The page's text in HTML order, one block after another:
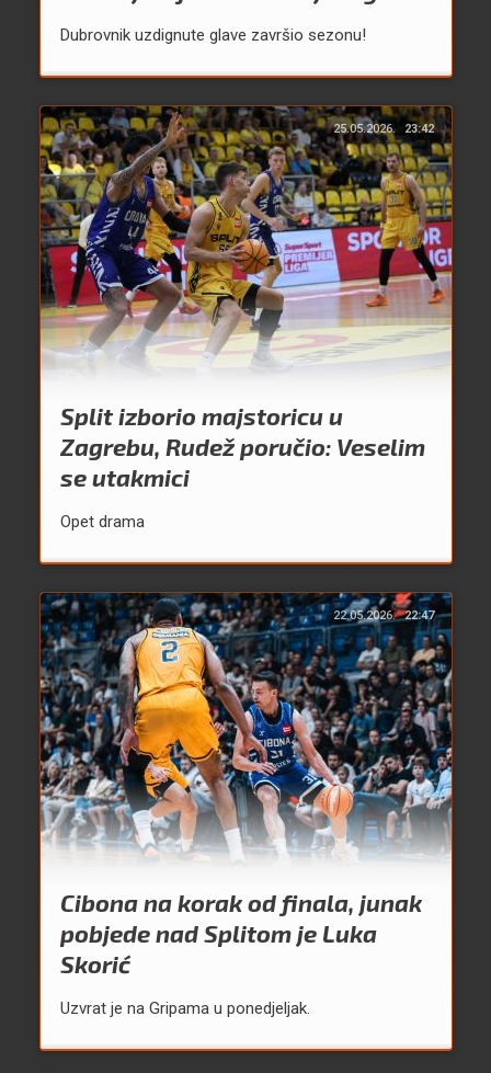
Dubrovnik uzdignute glave završio sezonu!
25.05.2026. 23:42
Split izborio majstoricu u
Zagrebu, Rudež poručio: Veselim
se utakmici
Opet drama
22.05.2026. 22:47
Cibona na korak od finala, junak
pobjede nad Splitom je Luka
Skorić
Uzvrat je na Gripama u ponedjeljak.